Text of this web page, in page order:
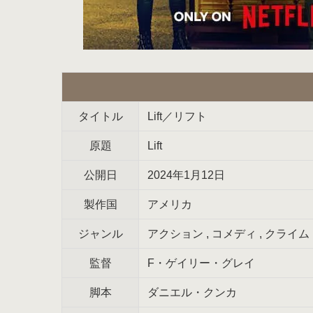
タイトル Lift／リフト
原題 Lift
公開日 2024年1月12日
製作国 アメリカ
ジャンル アクション , コメディ , クライム
監督 F・ゲイリー・グレイ
脚本 ダニエル・クンカ